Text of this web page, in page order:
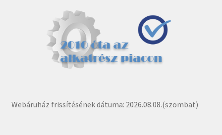
Webáruház frissítésének dátuma: 2026.08.08.(szombat)